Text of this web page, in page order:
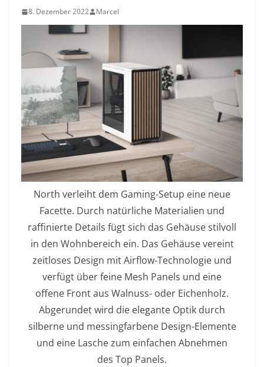
8. Dezember 2022 Marcel
North verleiht dem Gaming-Setup eine neue
Facette. Durch natürliche Materialien und
raffinierte Details fügt sich das Gehäuse stilvoll
in den Wohnbereich ein. Das Gehäuse vereint
zeitloses Design mit Airflow-Technologie und
verfügt über feine Mesh Panels und eine
offene Front aus Walnuss- oder Eichenholz.
Abgerundet wird die elegante Optik durch
silberne und messingfarbene Design-Elemente
und eine Lasche zum einfachen Abnehmen
des Top Panels.